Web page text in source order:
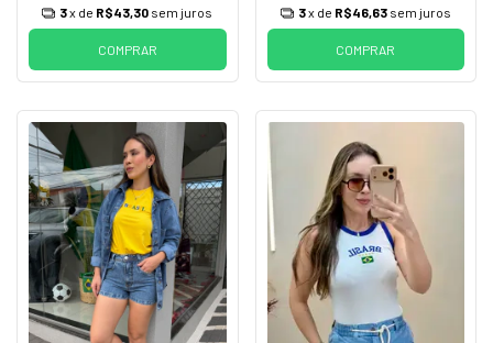
3x de R$43,30 sem juros
COMPRAR
3x de R$46,63 sem juros
COMPRAR